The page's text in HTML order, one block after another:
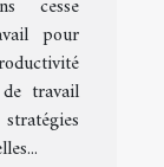
cesse
pour
travail